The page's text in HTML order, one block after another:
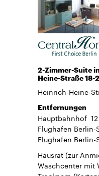
2-Zimmer-Suite
Heine-Straße
Heinrich-Heine-
Entfernungen
Hauptbahnhof
Flughafen
Flughafen
Hausrat(zur
Waschcenter mit